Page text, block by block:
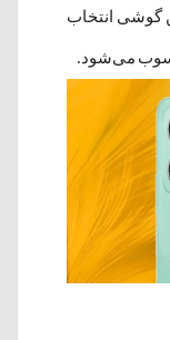
این گوشی انتخاب
می‌شود.